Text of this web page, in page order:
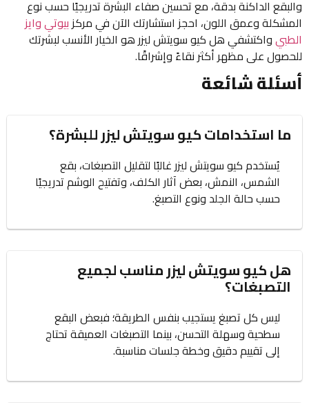
والبقع الداكنة بدقة، مع تحسين صفاء البشرة تدريجيًا حسب نوع
المشكلة وعمق اللون، احجز استشارتك الآن في مركز بيوتي وايز
الطبيواكتشفي هل كيو سويتش ليزر هو الخيار الأنسب لبشرتك
للحصول على مظهر أكثر نقاءً وإشراقًا.
أسئلة شائعة
ما استخدامات كيو سويتش ليزر للبشرة؟
يُستخدم كيو سويتش ليزر غالبًا لتقليل التصبغات، بقع
الشمس، النمش، بعض آثار الكلف، وتفتيح الوشم تدريجيًا
حسب حالة الجلد ونوع التصبغ.
هل كيو سويتش ليزر مناسب لجميع
التصبغات؟
ليس كل تصبغ يستجيب بنفس الطريقة؛ فبعض البقع
سطحية وسهلة التحسن، بينما التصبغات العميقة تحتاج
إلى تقييم دقيق وخطة جلسات مناسبة.